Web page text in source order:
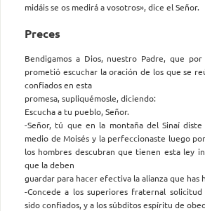
midáis se os medirá a vosotros», dice el Señor.
Preces
Bendigamos a Dios, nuestro Padre, que
prometió escuchar la oración de los que se
confiados en esta
promesa, supliquémosle, diciendo:
Escucha a tu pueblo, Señor.
-Señor, tú que en la montaña del Sinaí
medio de Moisés y la perfeccionaste luego
los hombres descubran que tienen esta ley
que la deben
guardar para hacer efectiva la alianza que has
-Concede a los superiores fraternal
sido confiados, y a los súbditos espíritu de